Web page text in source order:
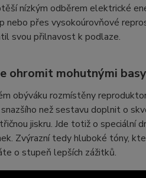
nízkým odběrem elektrické
nebo přes vysokoúrovňové
svou přilnavost k podlaze.
ohromit mohutnými basy
obýváku rozmístěny
snazšího než sestavu doplnit o
jiskru. Jde totiž o speciální
Zvýrazní tedy hluboké tóny,
o stupeň lepších zážitků.